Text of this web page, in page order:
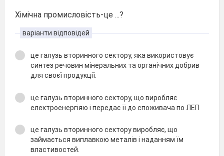
Хімічна промисловість-це ...?
варіанти відповідей
це галузь вторинного сектору, яка використовує
синтез речовин мінеральних та органічних добрив
для своєї продукції.
це галузь вторинного сектору, що виробляє
електроенергіяю і передає її до споживача по ЛЕП
це галузь вторинного сектору виробляє, що
займається виплавкою металів і наданням їм
властивостей.